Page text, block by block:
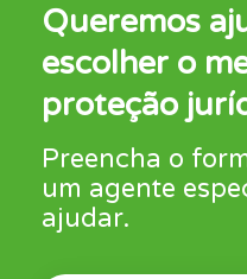
Queremos
escolher o
proteção
Preencha o
um agente
ajudar.